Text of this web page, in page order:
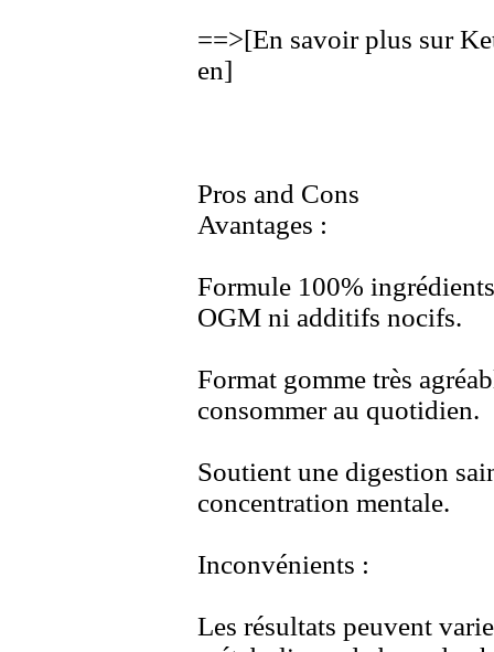
==>[En savoir plus sur
en]
Pros and Cons
Avantages :
Formule 100%
OGM ni additifs nocifs.
Format gomme très
consommer au quotidien.
Soutient une digestion
concentration mentale.
Inconvénients :
Les résultats peuvent